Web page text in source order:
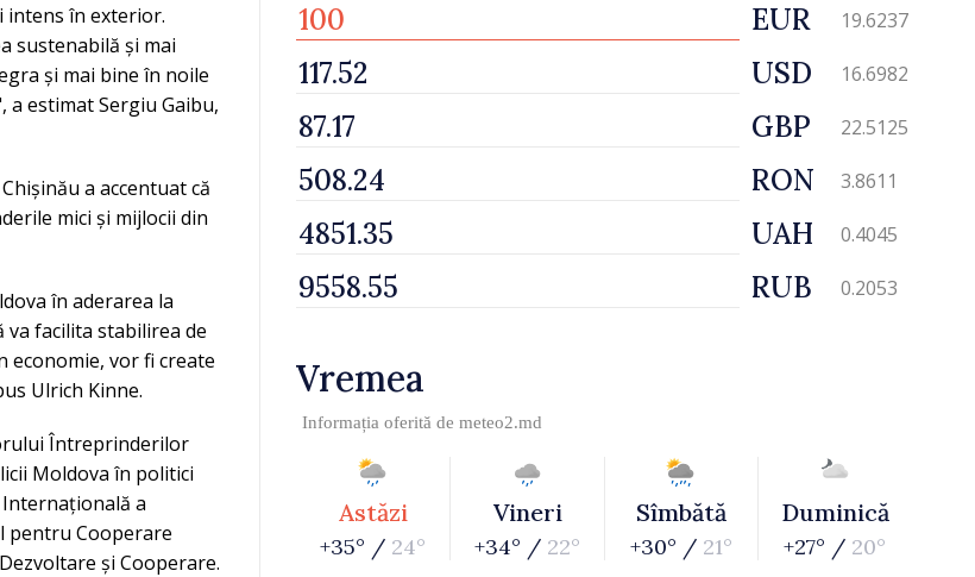
intens în exterior.
sustenabilă și mai
și mai bine în noile
estimat Sergiu Gaibu,
a accentuat că
mici și mijlocii din
în aderarea la
facilita stabilirea de
economie, vor fi create
Ulrich Kinne.
Întreprinderilor
Moldova în politici
Internațională a
pentru Cooperare
și Cooperare.
EUR 19.6237
USD 16.6982
GBP 22.5125
RON 3.8611
UAH 0.4045
RUB 0.2053
Vremea
Informația oferită de meteo2.md
Astăzi
+35° / 24°
Vineri
+34° / 22°
Sîmbătă
+30° / 21°
Duminică
+27° / 20°